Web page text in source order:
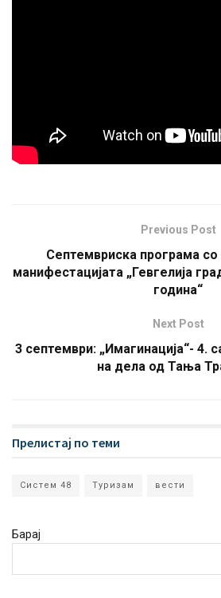
Previous Post
Септемвриска програма со
манифестацијата „Гевгелија
година“
Next Post
3 септември: „Имагинација“- 4.
на дела од Тања
Прелистај по теми
Систем 48 Туризам вести
Барај